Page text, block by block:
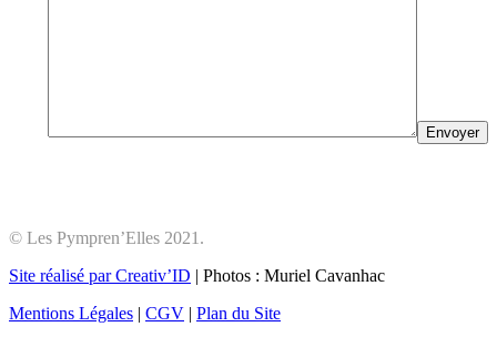
© Les Pympren’Elles 2021.
Site réalisé par Creativ’ID | Photos : Muriel Cavanhac
Mentions Légales | CGV | Plan du Site